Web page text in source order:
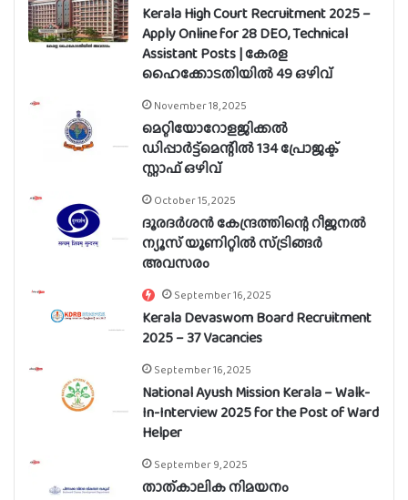
Kerala High Court Recruitment 2025 –
Apply Online for 28 DEO, Technical
Assistant Posts | കേരള
ഹൈക്കോടതിയിൽ 49 ഒഴിവ്
November 18, 2025
മെറ്റിയോറോളജിക്കൽ
ഡിപ്പാർട്ട്മെന്റിൽ 134 പ്രോജക്ട്
സ്റ്റാഫ് ഒഴിവ്
October 15, 2025
ദൂരദർശൻ കേന്ദ്രത്തിന്റെ റീജനൽ
ന്യൂസ് യൂണിറ്റിൽ സ്ട്രിങ്ങർ
അവസരം
September 16, 2025
Kerala Devaswom Board Recruitment
2025 – 37 Vacancies
September 16, 2025
National Ayush Mission Kerala – Walk-
In-Interview 2025 for the Post of Ward
Helper
September 9, 2025
താത്കാലിക നിമയനം